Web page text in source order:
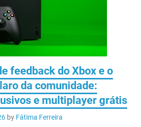
feedback do Xbox e o
da comunidade:
e multiplayer grátis
by Fátima Ferreira